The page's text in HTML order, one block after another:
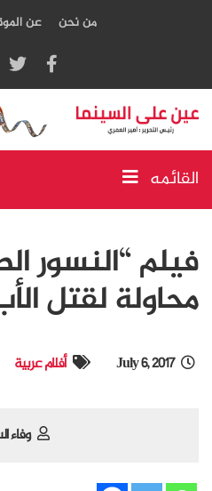
من نحن عن
القائمه
فيلم “النسور
محاولة لقتل
July 6, 2017 أفلام عربية
وفاء